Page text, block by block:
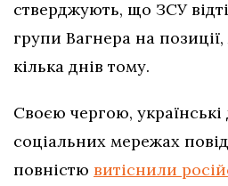
стверджують, що ЗСУ
групи Вагнера на
кілька днів тому.
Своєю чергою,
соціальних мережах
повністю витіснили